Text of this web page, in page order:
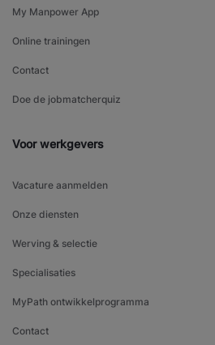
My Manpower App
Online trainingen
Contact
Doe de jobmatcherquiz
Voor werkgevers
Vacature aanmelden
Onze diensten
Werving & selectie
Specialisaties
MyPath ontwikkelprogramma
Contact